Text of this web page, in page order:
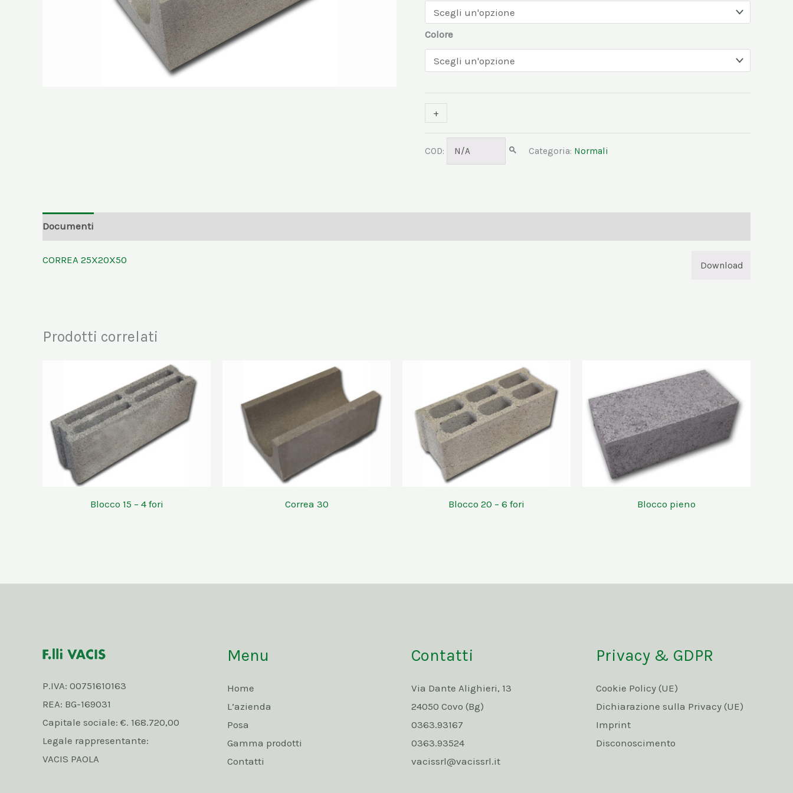
Colore
-
+
COD: N/A Categoria: Normali
Documenti
CORREA 25X20X50 Download
Prodotti correlati
Blocco 15 – 4 fori Correa 30 Blocco 20 – 6 fori Blocco pieno
P.IVA: 00751610163
REA: BG-169031
Capitale sociale: €. 168.720,00
Legale rappresentante:
VACIS PAOLA
Menu
Home
L’azienda
Posa
Gamma prodotti
Contatti
Contatti
Via Dante Alighieri, 13
24050 Covo (Bg)
0363.93167
0363.93524
vacissrl@vacissrl.it
Privacy & GDPR
Cookie Policy (UE)
Dichiarazione sulla Privacy (UE)
Imprint
Disconoscimento